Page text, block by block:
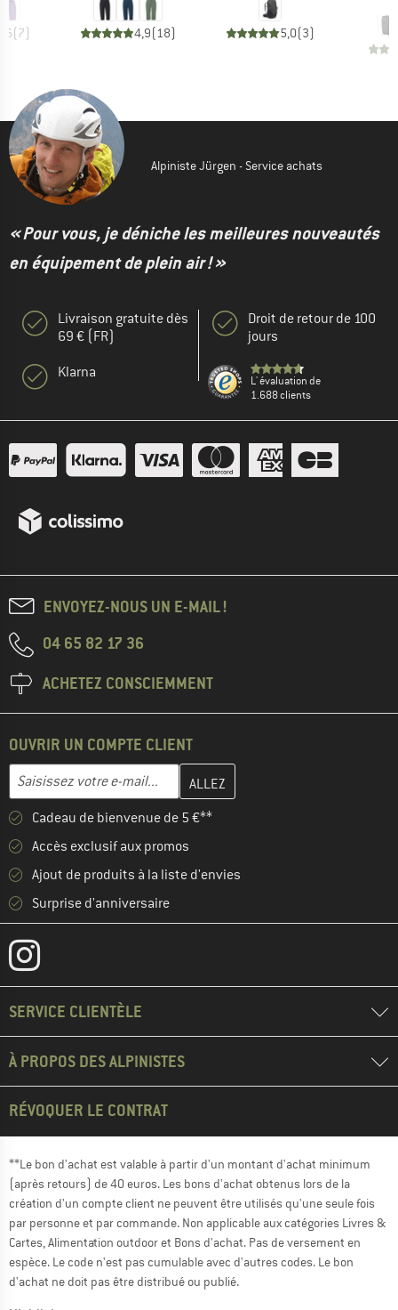
(7) 4,9(18) 5,0(3)
Alpiniste Jürgen - Service achats
« Pour vous, je déniche les meilleures nouveautés
en équipement de plein air ! »
Livraison gratuite dès
69 € (FR)
Klarna
Droit de retour de 100
jours
L' évaluation de
1.688 clients
ENVOYEZ-NOUS UN E-MAIL !
04 65 82 17 36
ACHETEZ CONSCIEMMENT
OUVRIR UN COMPTE CLIENT
Adresse e-mail
Entrez votre adresse e-mail ici et créez votre compte client à la
Cadeau de bienvenue de 5 €**
Accès exclusif aux promos
Ajout de produits à la liste d'envies
Surprise d'anniversaire
SERVICE CLIENTÈLE
À PROPOS DES ALPINISTES
RÉVOQUER LE CONTRAT
**Le bon d'achat est valable à partir d'un montant d'achat minimum
(après retours) de 40 euros. Les bons d'achat obtenus lors de la
création d'un compte client ne peuvent être utilisés qu'une seule fois
par personne et par commande. Non applicable aux catégories Livres &
Cartes, Alimentation outdoor et Bons d'achat. Pas de versement en
espèce. Le code n'est pas cumulable avec d'autres codes. Le bon
d'achat ne doit pas être distribué ou publié.